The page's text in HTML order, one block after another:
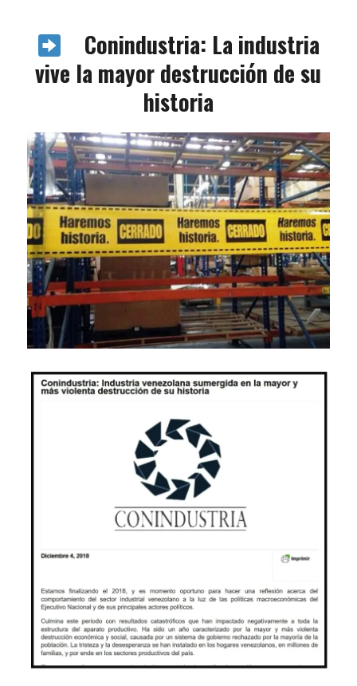
Conindustria: La industria
vive la mayor destrucción de su
historia